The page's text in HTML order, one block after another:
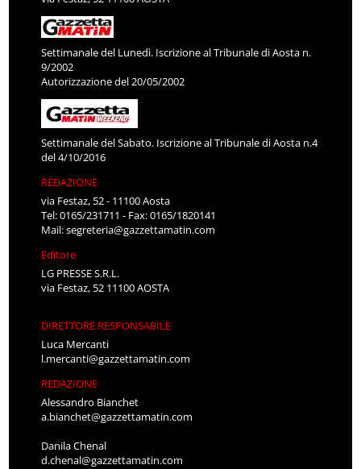
Settimanale del Lunedì. Iscrizione al Tribunale di Aosta n.
9/2002
Autorizzazione del 20/05/2002
Settimanale del Sabato. Iscrizione al Tribunale di Aosta n.4
del 4/10/2016
REDAZIONE
via Festaz, 52 - 11100 Aosta
Tel: 0165/231711 - Fax: 0165/1820141
Mail:segreteria@gazzettamatin.com
Editore
LG PRESSE S.R.L.
via Festaz, 52 11100 AOSTA
DIRETTORE RESPONSABILE
Luca Mercanti
l.mercanti@gazzettamatin.com
REDAZIONE
Alessandro Bianchet
a.bianchet@gazzettamatin.com
Danila Chenal
d.chenal@gazzettamatin.com